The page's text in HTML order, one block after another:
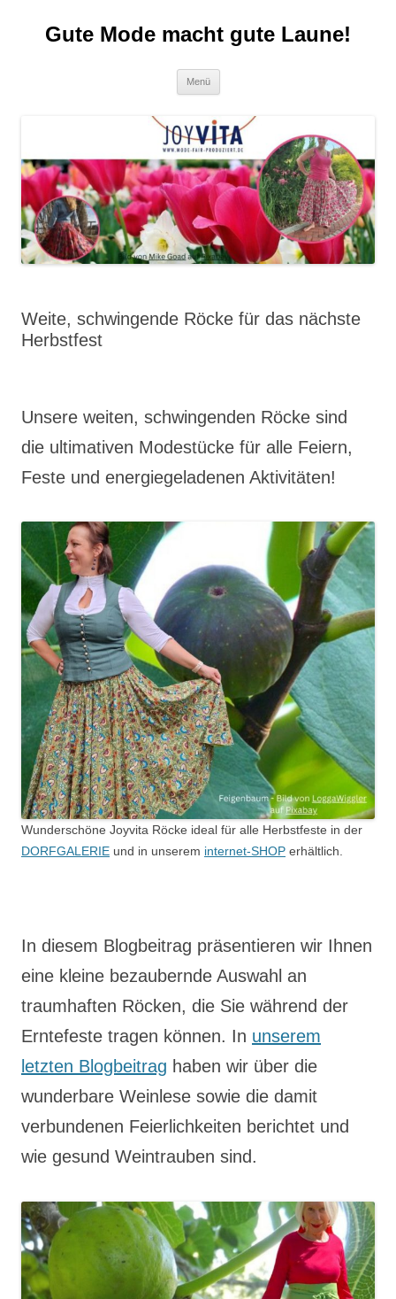
springenGute Mode macht gute Laune!
Menü
Weite, schwingende Röcke für das nächste
Herbstfest
Unsere weiten, schwingenden Röcke sind
die ultimativen Modestücke für alle Feiern,
Feste und energiegeladenen Aktivitäten!
Wunderschöne Joyvita Röcke ideal für alle Herbstfeste in der
DORFGALERIE und in unserem internet-SHOP erhältlich.
In diesem Blogbeitrag präsentieren wir Ihnen
eine kleine bezaubernde Auswahl an
traumhaften Röcken, die Sie während der
Erntefeste tragen können. In unserem
letzten Blogbeitrag haben wir über die
wunderbare Weinlese sowie die damit
verbundenen Feierlichkeiten berichtet und
wie gesund Weintrauben sind.